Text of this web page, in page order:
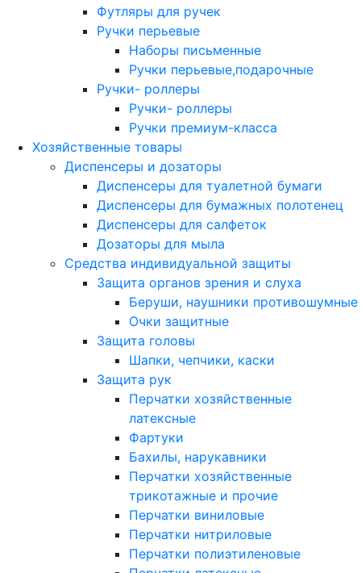
Футляры для ручек
Ручки перьевые
Наборы письменные
Ручки перьевые,подарочные
Ручки- роллеры
Ручки- роллеры
Ручки премиум-класса
Хозяйственные товары
Диспенсеры и дозаторы
Диспенсеры для туалетной бумаги
Диспенсеры для бумажных полотенец
Диспенсеры для салфеток
Дозаторы для мыла
Средства индивидуальной защиты
Защита органов зрения и слуха
Беруши, наушники противошумные
Очки защитные
Защита головы
Шапки, чепчики, каски
Защита рук
Перчатки хозяйственные
латексные
Фартуки
Бахилы, нарукавники
Перчатки хозяйственные
трикотажные и прочие
Перчатки виниловые
Перчатки нитриловые
Перчатки полиэтиленовые